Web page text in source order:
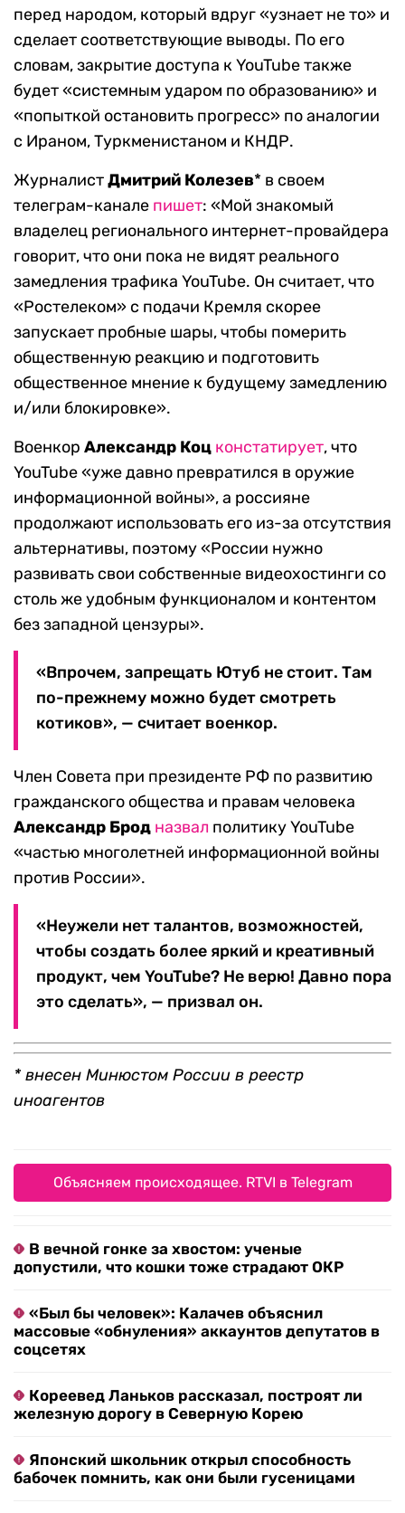
перед народом, который вдруг «узнает не то» и
сделает соответствующие выводы. По его
словам, закрытие доступа к YouTube также
будет «системным ударом по образованию» и
«попыткой остановить прогресс» по аналогии
с Ираном, Туркменистаном и КНДР.
ЖурналистДмитрий Колезев* в своем
телеграм-канале пишет: «Мой знакомый
владелец регионального интернет-провайдера
говорит, что они пока не видят реального
замедления трафика YouTube. Он считает, что
«Ростелеком» с подачи Кремля скорее
запускает пробные шары, чтобы померить
общественную реакцию и подготовить
общественное мнение к будущему замедлению
и/или блокировке».
Военкор Александр Коц констатирует, что
YouTube «уже давно превратился в оружие
информационной войны», а россияне
продолжают использовать его из-за отсутствия
альтернативы, поэтому «России нужно
развивать свои собственные видеохостинги со
столь же удобным функционалом и контентом
без западной цензуры».
«Впрочем, запрещать Ютуб не стоит. Там
по-прежнему можно будет смотреть
котиков», — считает военкор.
Член Совета при президенте РФ по развитию
гражданского общества и правам человека
Александр Брод назвал политику YouTube
«частью многолетней информационной войны
против России».
«Неужели нет талантов, возможностей,
чтобы создать более яркий и креативный
продукт, чем YouTube? Не верю! Давно пора
это сделать», — призвал он.
* внесен Минюстом России в реестр
иноагентов
Объясняем происходящее. RTVI в Telegram
В вечной гонке за хвостом: ученые
допустили, что кошки тоже страдают ОКР
«Был бы человек»: Калачев объяснил
массовые «обнуления» аккаунтов депутатов в
соцсетях
Кореевед Ланьков рассказал, построят ли
железную дорогу в Северную Корею
Японский школьник открыл способность
бабочек помнить, как они были гусеницами